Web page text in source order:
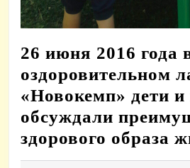
26 июня 2016 года
оздоровительном
«Новокемп» дети и
обсуждали
здорового образа